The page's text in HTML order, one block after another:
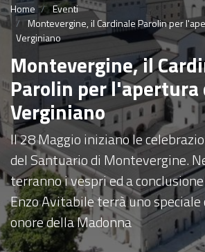
Home
Eventi
Montevergine, il Cardinale Parolin per
Verginiano
Montevergine, il
Parolin per
Verginiano
Il 28 Maggio iniziano le
del Santuario di Montevergine.
terranno i vespri ed a
Enzo Avitabile terrà uno
onore della Madonna